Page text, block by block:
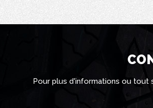
Pour plus d'informations ou